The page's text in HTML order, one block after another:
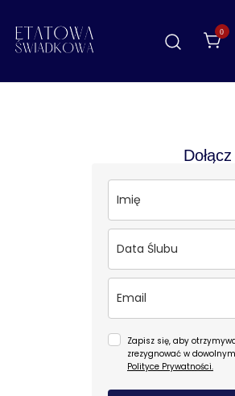
0
Zapisz się, aby
zrezygnować w
Polityce Prywatności.